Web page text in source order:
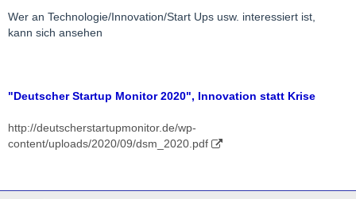
Wer an Technologie/Innovation/Start Ups usw. interessiert ist,
kann sich ansehen
"Deutscher Startup Monitor 2020", Innovation statt Krise
http://deutscherstartupmonitor.de/wp-
content/uploads/2020/09/dsm_2020.pdf